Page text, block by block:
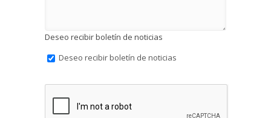
Deseo recibir boletín de noticias
Deseo recibir boletín de noticias